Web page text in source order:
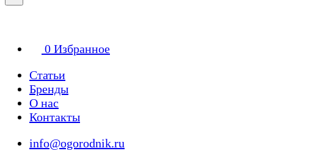
0 Избранное
Статьи
Бренды
О нас
Контакты
info@ogorodnik.ru